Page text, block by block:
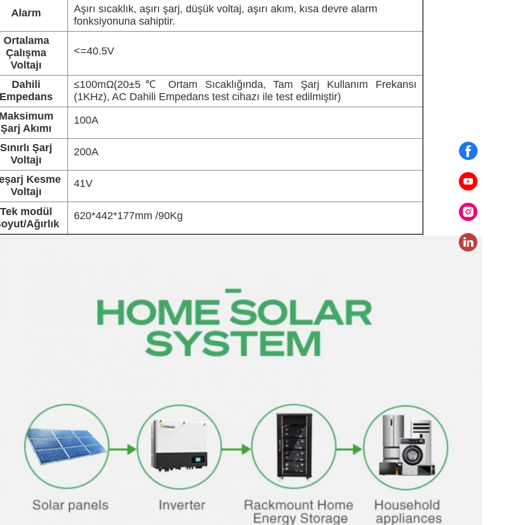
Alarm
Aşırı sıcaklık, aşırı şarj, düşük voltaj, aşırı akım, kısa devre alarm
fonksiyonuna sahiptir.
Ortalama
Çalışma
Voltajı
<=40.5V
Dahili
Empedans
≤100mΩ(20±5℃ Ortam Sıcaklığında, Tam Şarj Kullanım Frekansı
(1KHz), AC Dahili Empedans test cihazı ile test edilmiştir)
Şarj Akımı
100A
Sınırlı Şarj
Voltajı
200A
Kesme
Voltajı
41V
Tek modül
Ağırlık
620*442*177mm /90Kg